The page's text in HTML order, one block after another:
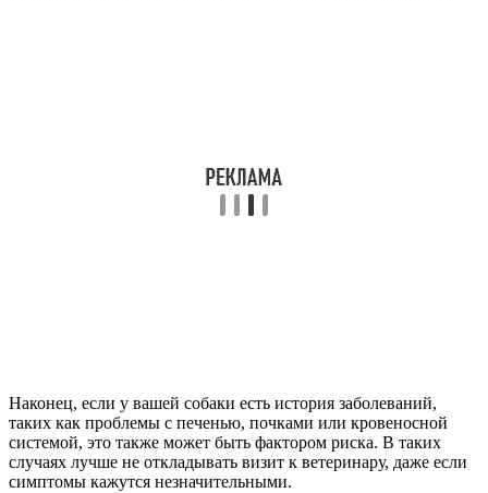
Наконец, если у вашей собаки есть история заболеваний,
таких как проблемы с печенью, почками или кровеносной
системой, это также может быть фактором риска. В таких
случаях лучше не откладывать визит к ветеринару, даже если
симптомы кажутся незначительными.